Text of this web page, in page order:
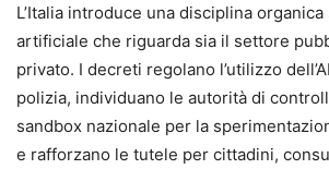
anche quando cambiano modelli e
volume da tenere sulla scrivania.
subito la guida e l’accesso ai contenuti
aggiornamento per 24 mesi.
L’Italia introduce una disciplina
artificiale che riguarda sia il settore
privato. I decreti regolano l’utilizzo
polizia, individuano le autorità di
sandbox nazionale per la
e rafforzano le tutele per cittadini,